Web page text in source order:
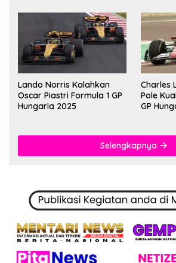
Lando Norris Kalahkan
Oscar Piastri Formula 1 GP
Hungaria 2025
Charles
Pole
GP
Selengkapnya